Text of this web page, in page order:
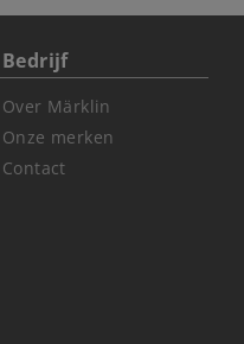
Bedrijf
Over Märklin
Onze merken
Contact